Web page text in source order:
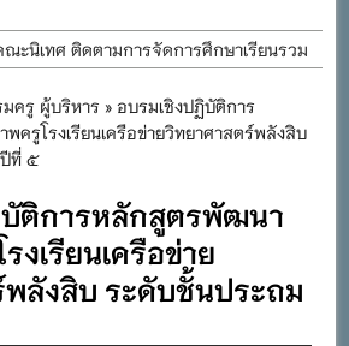
ะนิเทศ ติดตามการจัดการศึกษาเรียนรวม
การจัดทำแผนพัฒนาการจัดการศึกษาและ
การประจำปีของโรงเรียนในสังกัด
ครื่องราชสักการะ วางพานพุ่ม และจุด
ยพระพรชัยมงคล เนื่องในโอกาสวันเฉลิม
รรษา พระบาทสมเด็จพระเจ้าอยู่หัว ๒๘
๒๕๖๙
ครู ผู้บริหาร » อบรมเชิงปฏิบัติการ
ครูโรงเรียนเครือข่ายวิทยาศาสตร์พลังสิบ
ที่ ๕
บัติการหลักสูตรพัฒนา
งเรียนเครือข่าย
ลังสิบ ระดับชั้นประถม